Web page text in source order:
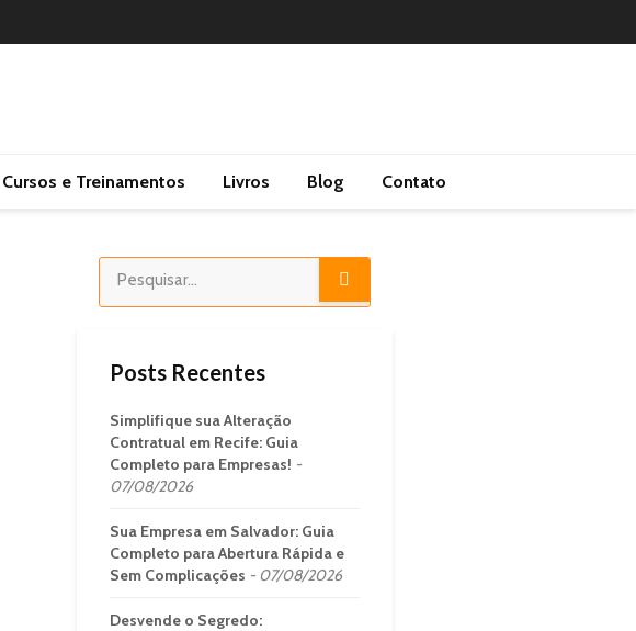
Cursos e Treinamentos Livros Blog Contato
Posts Recentes
Simplifique sua Alteração
Contratual em Recife: Guia
Completo para Empresas!
07/08/2026
Sua Empresa em Salvador: Guia
Completo para Abertura Rápida e
Sem Complicações
07/08/2026
Desvende o Segredo: